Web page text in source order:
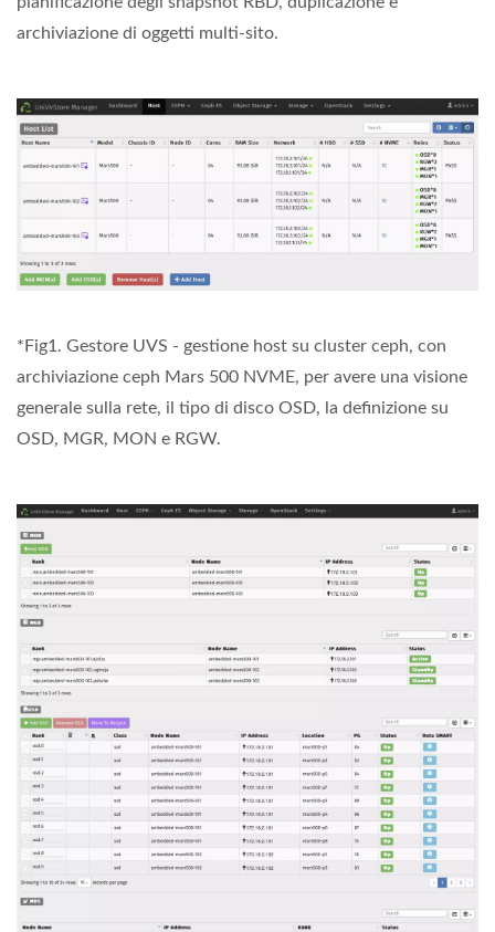
archiviazione di oggetti multi-sito.
*Fig1. Gestore UVS - gestione host su cluster ceph, con
archiviazione ceph Mars 500 NVME, per avere una visione
generale sulla rete, il tipo di disco OSD, la definizione su
OSD, MGR, MON e RGW.